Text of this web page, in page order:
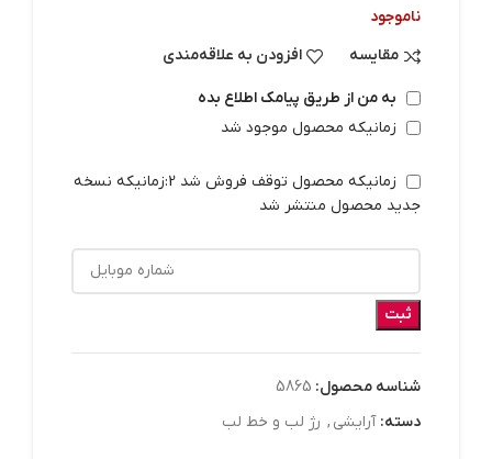
ناموجود
مقایسه
افزودن به علاقه‌مندی
به من از طریق پیامک اطلاع بده
زمانیکه محصول موجود شد
زمانیکه محصول توقف فروش شد 2:زمانیکه نسخه
جدید محصول منتشر شد
ثبت
شناسه محصول: 5865
دسته: آرايشي , رژ لب و خط لب